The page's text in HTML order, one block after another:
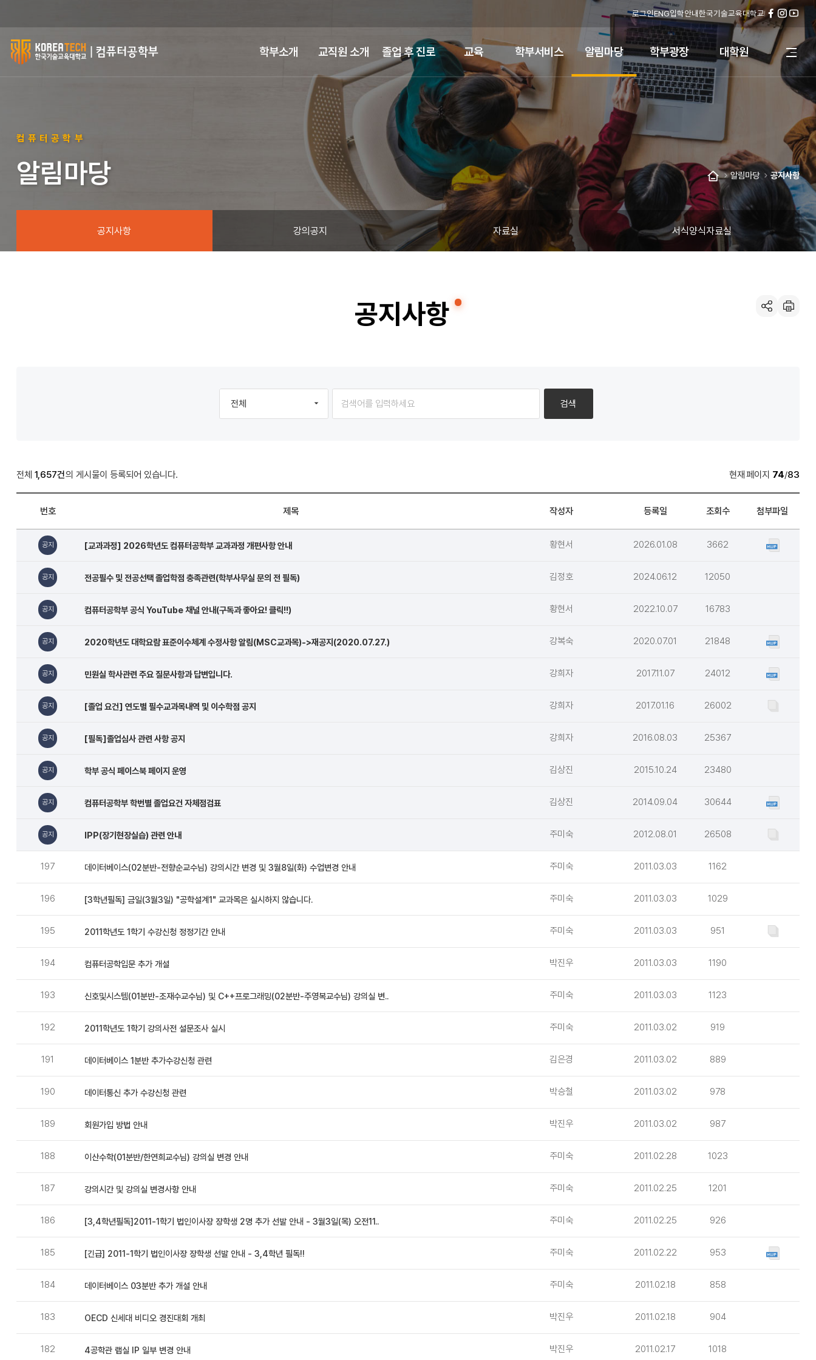
로그인ENG입학안내한국기술교육대학교
페
스
북
인
스
타
그
램
유
브
한
육
교
학부소개 교직원 소개 졸업 후 진로 교육 학부서비스 알림마당 학부광장 대학원
전
체
메
뉴
열
컴퓨터공학부
알림마당 홈
알림마당 공지사항
공지사항 강의공지 자료실 서식양식자료실
공지사항 공유하기
인
사
검색
전체 1,657건 페이지 74/83
등
일,
부
일,
회
번호 제목 작성자 등록일 조회수 첨부파일
공지 [교과과정] 2026학년도 컴퓨터공학부 교과과정 개편사항 안내 황현서 2026.01.08 3662
공지 전공필수 및 전공선택 졸업학점 충족관련(학부사무실 문의 전 필독) 김정호 2024.06.12 12050
공지 컴퓨터공학부 공식 YouTube 채널 안내(구독과 좋아요! 클릭!!) 황현서 2022.10.07 16783
공지 2020학년도 대학요람 표준이수체계 수정사항 알림(MSC교과목)->재공지(2020.07.27.) 강복숙 2020.07.01 21848
공지 민원실 학사관련 주요 질문사항과 답변입니다. 강희자 2017.11.07 24012
공지 [졸업 요건] 연도별 필수교과목내역 및 이수학점 공지 강희자 2017.01.16 26002
공지 [필독]졸업심사 관련 사항 공지 강희자 2016.08.03 25367
공지 학부 공식 페이스북 페이지 운영 김상진 2015.10.24 23480
공지 컴퓨터공학부 학번별 졸업요건 자체점검표 김상진 2014.09.04 30644
공지 IPP(장기현장실습) 관련 안내 주미숙 2012.08.01 26508
197 데이터베이스(02분반-전향순교수님) 강의시간 변경 및 3월8일(화) 수업변경 안내 주미숙 2011.03.03 1162
196 [3학년필독] 금일(3월3일) "공학설계1" 교과목은 실시하지 않습니다. 주미숙 2011.03.03 1029
195 2011학년도 1학기 수강신청 정정기간 안내 주미숙 2011.03.03 951
194 컴퓨터공학입문 추가 개설 박진우 2011.03.03 1190
193 신호및시스템(01분반-조재수교수님) 및 C++프로그래밍(02분반-주영복교수님) 강의실 변.. 주미숙 2011.03.03 1123
192 2011학년도 1학기 강의사전 설문조사 실시 주미숙 2011.03.02 919
191 데이터베이스 1분반 추가수강신청 관련 김은경 2011.03.02 889
190 데이터통신 추가 수강신청 관련 박승철 2011.03.02 978
189 회원가입 방법 안내 박진우 2011.03.02 987
188 이산수학(01분반/한연희교수님) 강의실 변경 안내 주미숙 2011.02.28 1023
187 강의시간 및 강의실 변경사항 안내 주미숙 2011.02.25 1201
186 [3,4학년필독]2011-1학기 법인이사장 장학생 2명 추가 선발 안내 - 3월3일(목) 오전11.. 주미숙 2011.02.25 926
185 [긴급] 2011-1학기 법인이사장 장학생 선발 안내 - 3,4학년 필독!! 주미숙 2011.02.22 953
184 데이터베이스 03분반 추가 개설 안내 주미숙 2011.02.18 858
183 OECD 신세대 비디오 경진대회 개최 박진우 2011.02.18 904
182 4공학관 랩실 IP 일부 변경 안내 박진우 2011.02.17 1018